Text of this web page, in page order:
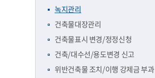
녹지관리
건축물대장관리
건축물표시 변경/정정신청
건축/대수선/용도변경 신고
위반건축물 조치/이행 강제금 부과